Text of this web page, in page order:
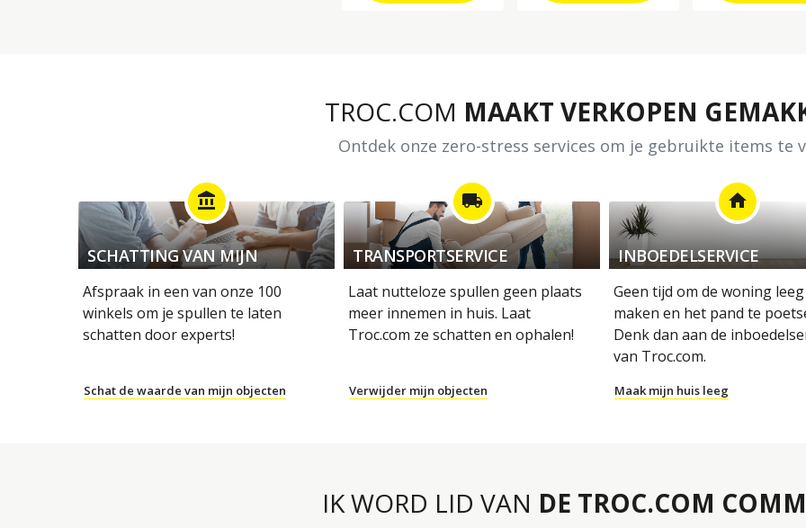
TROC.COM MAAKT VERKOPEN
Ontdek onze zero-stress services om je gebruikte items te
account_balance
SCHATTING VAN MIJN
OBJECTEN
Afspraak in een van onze 100
winkels om je spullen te laten
schatten door experts!
Schat de waarde van mijn objecten
local_shipping
TRANSPORTSERVICE
Laat nutteloze spullen geen plaats
meer innemen in huis. Laat
Troc.com ze schatten en ophalen!
Verwijder mijn objecten
home
INBOEDELSERVICE
Geen tijd om de woning
maken en het pand te
Denk dan aan de
van Troc.com.
Maak mijn huis leeg
IK WORD LID VAN DE TROC.COM